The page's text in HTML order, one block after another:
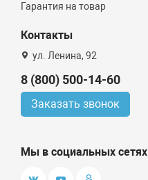
Гарантия на товар
Контакты
ул. Ленина, 92
8 (800) 500-14-60
Заказать звонок
Мы в социальных сетях